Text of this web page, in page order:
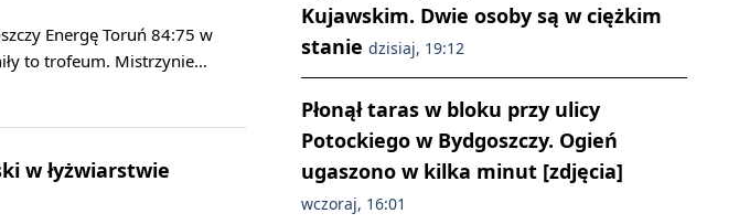
Energę Toruń 84:75 w
to trofeum. Mistrzynie…
w łyżwiarstwie
Kujawskim. Dwie osoby są w ciężkim
stanie dzisiaj, 19:12
Płonął taras w bloku przy ulicy
Potockiego w Bydgoszczy. Ogień
ugaszono w kilka minut [zdjęcia]
wczoraj, 16:01